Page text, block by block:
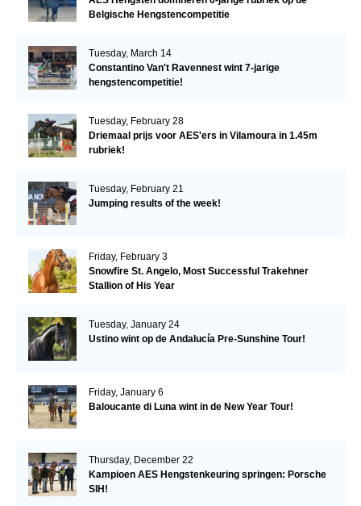
Belgische Hengstencompetitie
Tuesday, March 14
Constantino Van't Ravennest wint 7-jarige
hengstencompetitie!
Tuesday, February 28
Driemaal prijs voor AES'ers in Vilamoura in 1.45m
rubriek!
Tuesday, February 21
Jumping results of the week!
Friday, February 3
Snowfire St. Angelo, Most Successful Trakehner
Stallion of His Year
Tuesday, January 24
Ustino wint op de Andalucía Pre-Sunshine Tour!
Friday, January 6
Baloucante di Luna wint in de New Year Tour!
Thursday, December 22
Kampioen AES Hengstenkeuring springen: Porsche
SIH!